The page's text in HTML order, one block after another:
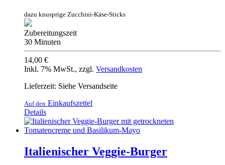
dazu knusprige Zucchini-Käse-Sticks
Zubereitungszeit
30 Minuten
14,00 €
Inkl. 7% MwSt., zzgl. Versandkosten
Lieferzeit: Siehe Versandseite
Auf den Einkaufszettel
Details
Italienischer Veggie-Burger